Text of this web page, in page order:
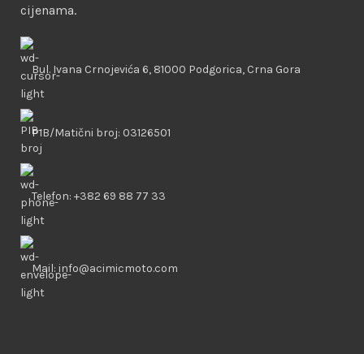
cijenama.
Bul. Ivana Crnojevića 6, 81000 Podgorica, Crna Gora
PIB/Matični broj: 03126501
Telefon: +382 69 88 77 33
Mail: info@acimicmoto.com